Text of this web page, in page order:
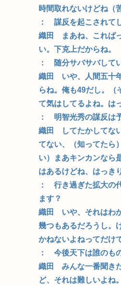
時間取れないけどね（
： 謀反を起こされて
織田 まあね、これば
い。下克上だからね。
： 随分サバサバして
織田 いや、人間五十
らね。俺も49だし。（
て気はしてるよね。は
： 明智光秀の謀反は
織田 してたかしてな
てない、（知ってたら
い）まあキンカンなら
はあるけどね、はっき
： 行き過ぎた拡大の
ます？
織田 いや、それはわ
幾つもあるだろうし。
かねないよねってだけで
： 今後天下は誰のも
織田 みんな一番聞き
ど、それは難しいよね